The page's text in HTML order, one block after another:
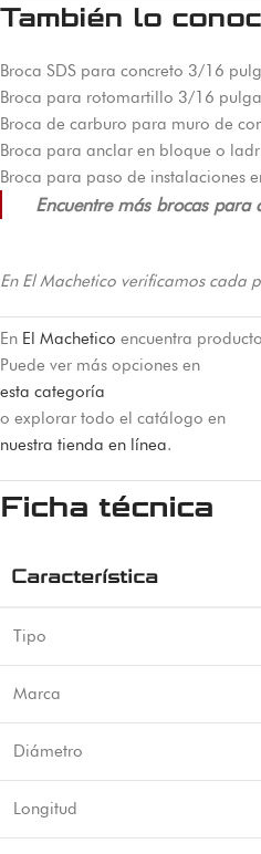
También lo
Broca SDS para concreto 3/16
Broca para rotomartillo 3/16
Broca de carburo para muro de
Broca para anclar en bloque o
Broca para paso de instalaciones
Encuentre más brocas
En El Machetico verificamos cada
En El Machetico encuentra
Puede ver más opciones en
esta categoría
o explorar todo el catálogo en
nuestra tienda en línea.
Ficha técnica
Característica
Tipo
Marca
Diámetro
Longitud